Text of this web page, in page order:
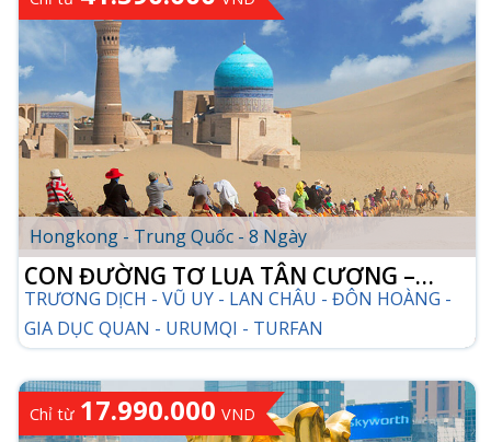
CHI TIẾT TOUR
Hongkong - Trung Quốc - 8 Ngày
CON ĐƯỜNG TƠ LỤA TÂN CƯƠNG –
CAM TÚC
TRƯƠNG DỊCH - VŨ UY - LAN CHÂU - ĐÔN HOÀNG -
GIA DỤC QUAN - URUMQI - TURFAN
CHI TIẾT TOUR
Chỉ từ 17.990.000 VND